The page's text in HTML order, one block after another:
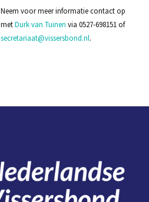
Neem voor meer informatie contact op
metDurk van Tuinen via 0527-698151 of
secretariaat@vissersbond.nl.